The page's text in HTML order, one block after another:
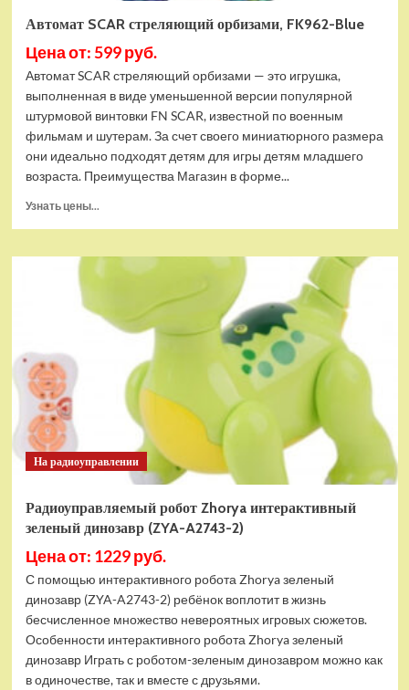
Автомат SCAR стреляющий орбизами, FK962-Blue
Цена от: 599 руб.
Автомат SCAR стреляющий орбизами — это игрушка,
выполненная в виде уменьшенной версии популярной
штурмовой винтовки FN SCAR, известной по военным
фильмам и шутерам. За счет своего миниатюрного размера
они идеально подходят детям для игры детям младшего
возраста. Преимущества Магазин в форме...
Узнать цены...
Автомат
SCAR
FK962-
На радиоуправлении
Радиоуправляемый робот Zhorya интерактивный
зеленый динозавр (ZYA-A2743-2)
Цена от: 1229 руб.
С помощью интерактивного робота Zhorya зеленый
динозавр (ZYA-A2743-2) ребёнок воплотит в жизнь
бесчисленное множество невероятных игровых сюжетов.
Особенности интерактивного робота Zhorya зеленый
динозавр Играть с роботом-зеленым динозавром можно как
в одиночестве, так и вместе с друзьями.